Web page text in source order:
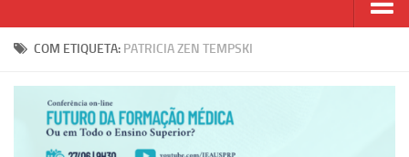
Página Inicial
Inscrição
Atividades
COM ETIQUETA: PATRICIA ZEN TEMPSKI